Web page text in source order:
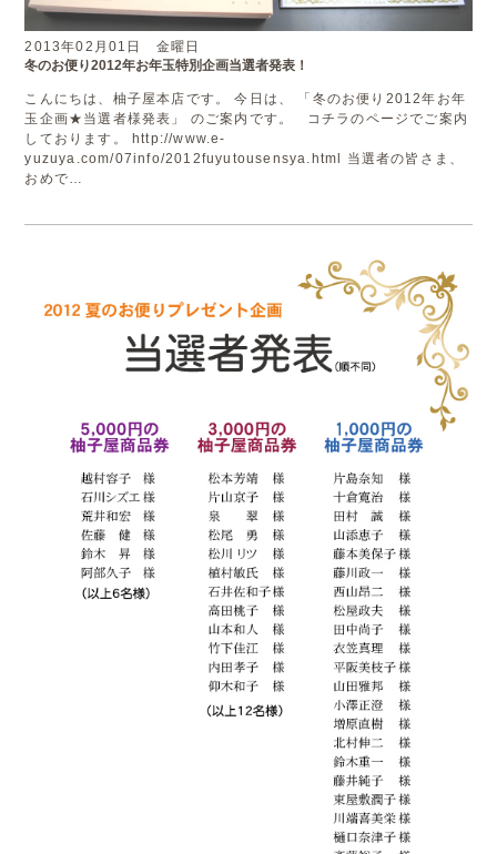
2013年02月01日 金曜日
冬のお便り2012年お年玉特別企画当選者発表！
こんにちは、柚子屋本店です。 今日は、 「冬のお便り2012年お年
玉企画★当選者様発表」 のご案内です。 コチラのページでご案内
しております。 http://www.e-
yuzuya.com/07info/2012fuyutousensya.html 当選者の皆さま、
おめで…